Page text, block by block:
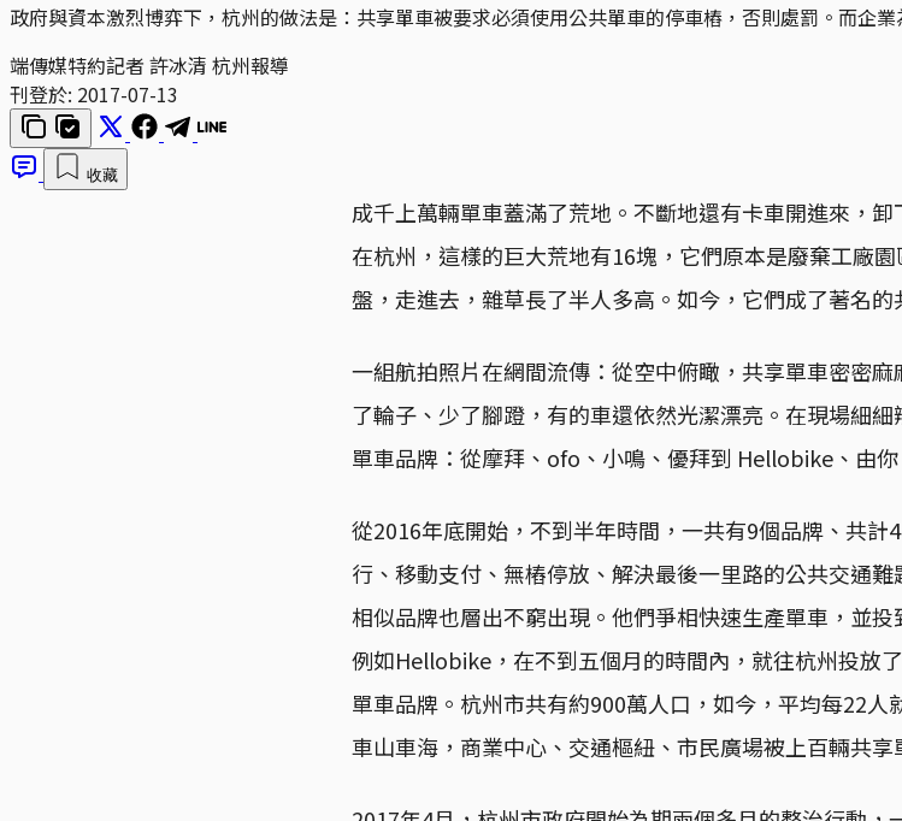
政府與資本激烈博弈下，杭州的做法是：共享單車被要求必須使用公共單車的停車樁，否則處罰。而企
端傳媒特約記者 許冰清 杭州報導
刊登於: 2017-07-13
收藏
成千上萬輛單車蓋滿了荒地。不斷地還有卡車開進來，
在杭州，這樣的巨大荒地有16塊，它們原本是廢棄工廠
盤，走進去，雜草長了半人多高。如今，它們成了著名的
一組航拍照片在網間流傳：從空中俯瞰，共享單車密密
了輪子、少了腳蹬，有的車還依然光潔漂亮。在現場細
單車品牌：從摩拜、ofo、小鳴、優拜到 Hellobike、由
從2016年底開始，不到半年時間，一共有9個品牌、共計
行、移動支付、無樁停放、解決最後一里路的公共交通
相似品牌也層出不窮出現。他們爭相快速生產單車，並
例如Hellobike，在不到五個月的時間內，就往杭州投放
單車品牌。杭州市共有約900萬人口，如今，平均每22人
車山車海，商業中心、交通樞紐、市民廣場被上百輛共享